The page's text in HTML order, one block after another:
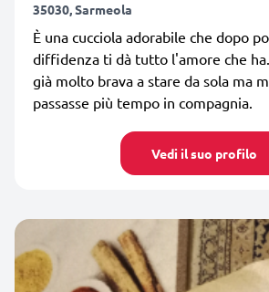
35030, Sarmeola
È una cucciola adorabile che dopo
diffidenza ti dà tutto l'amore che
già molto brava a stare da sola ma
passasse più tempo in compagnia.
Vedi il suo profilo